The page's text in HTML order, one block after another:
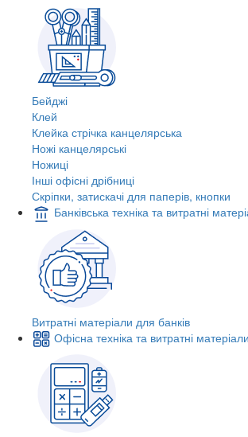
Бейджі
Клей
Клейка стрічка канцелярська
Ножі канцелярські
Ножиці
Інші офісні дрібниці
Скріпки, затискачі для паперів, кнопки
Банківська техніка та витратні
Витратні матеріали для банків
Офісна техніка та витратні матеріали